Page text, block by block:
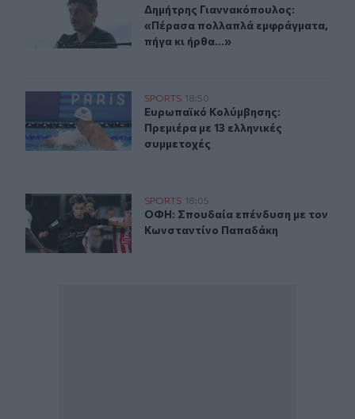
Δημήτρης Γιαννακόπουλος:
Δημήτρης Γιαννακόπουλος:
«Πέρασα πολλαπλά εμφράγματα,
πήγα κι ήρθα...»
Ευρωπαϊκό Κολύμβησης: Πρεμιέρα με 13 ελληνικές
SPORTS 18:50
Ευρωπαϊκό Κολύμβησης: Πρεμιέρα
Ευρωπαϊκό Κολύμβησης:
Πρεμιέρα με 13 ελληνικές
συμμετοχές
ΟΦΗ: Σπουδαία επένδυση με τον Κωνσταντίνο
SPORTS 18:05
ΟΦΗ: Σπουδαία επένδυση με τον
ΟΦΗ: Σπουδαία επένδυση με τον
Κωνσταντίνο Παπαδάκη